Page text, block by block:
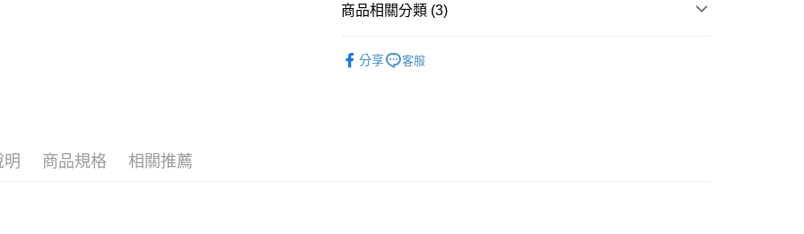
街口支付
商品相關分類 (3)
分享 客服
明 商品規格 相關推薦